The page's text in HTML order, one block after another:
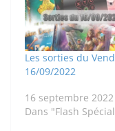
Les sorties du
16/09/2022
16 septembre 2022
Dans "Flash